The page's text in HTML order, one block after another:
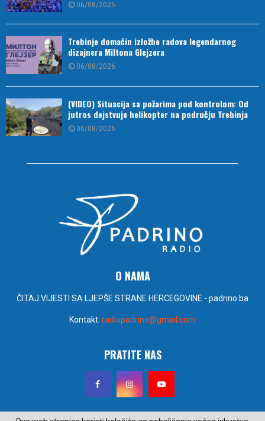
06/08/2026
Trebinje domaćin izložbe radova legendarnog
dizajnera Miltona Glejzera
06/08/2026
(VIDEO) Situacija sa požarima pod kontrolom: Od
jutros dejstvuje helikopter na području Trebinja
06/08/2026
O NAMA
ČITAJ VIJESTI SA LJEPŠE STRANE HERCEGOVINE - padrino.ba
Kontakt: radiopadrino@gmail.com
PRATITE NAS